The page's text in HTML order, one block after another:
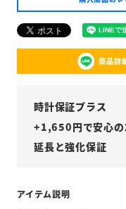
商品詳
時計保証プラス
+1,650円で安心
延長と強化保証